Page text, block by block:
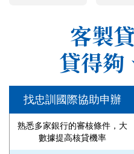
客製
貸得夠
找忠訓國際協助申辦
熟悉多家銀行的審核條件，大
數據提高核貸機率